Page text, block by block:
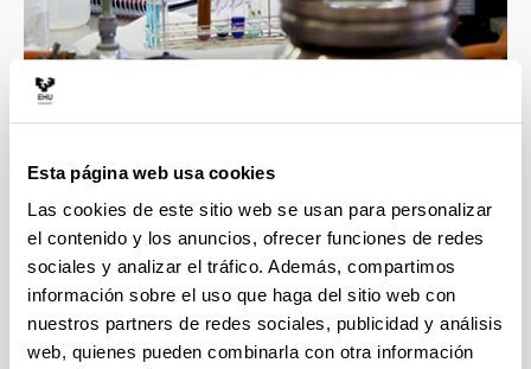
Esta página web usa cookies
Las cookies de este sitio web se usan para personalizar
el contenido y los anuncios, ofrecer funciones de redes
sociales y analizar el tráfico. Además, compartimos
información sobre el uso que haga del sitio web con
nuestros partners de redes sociales, publicidad y análisis
web, quienes pueden combinarla con otra información
Profesorado con gran calidad docente e
investigadora, esto asegura la mejor formación
en las áreas implicadas en el grado.
Contacto directo con un ambiente científico que
incluye grupos y líneas de investigación
punteras.